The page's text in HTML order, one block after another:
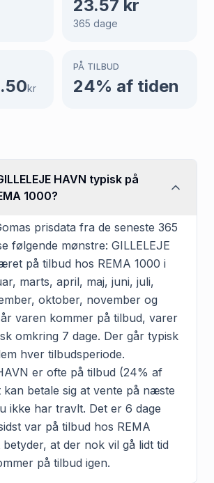
23.57 kr
365 dage
kr
PÅ TILBUD
24% af tiden
HAVN typisk på
1000?
prisdata fra de seneste 365
følgende mønstre: GILLELEJE
på tilbud hos REMA 1000 i
marts, april, maj, juni, juli,
oktober, november og
varen kommer på tilbud, varer
omkring 7 dage. Der går typisk
hver tilbudsperiode.
er ofte på tilbud (24% af
kan betale sig at vente på næste
ikke har travlt. Det er 6 dage
var på tilbud hos REMA
at der nok vil gå lidt tid
på tilbud igen.